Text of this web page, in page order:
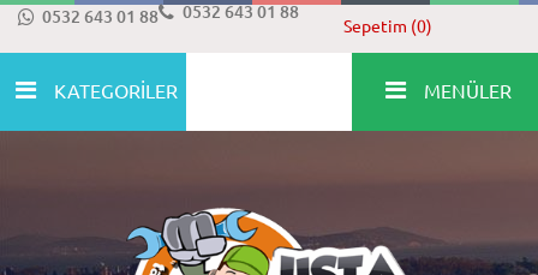
0532 643 01 88 0532 643 01 88
Sepetim (0)
KATEGORİLER MENÜLER